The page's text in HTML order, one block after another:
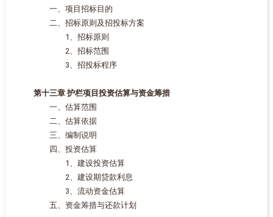
一、项目招标目的
二、招标原则及招投标方案
1、招标原则
2、招标范围
3、招投标程序
第十三章 护栏项目投资估算与资金筹措
一、估算范围
二、估算依据
三、编制说明
四、投资估算
1、建设投资估算
2、建设期贷款利息
3、流动资金估算
五、资金筹措与还款计划